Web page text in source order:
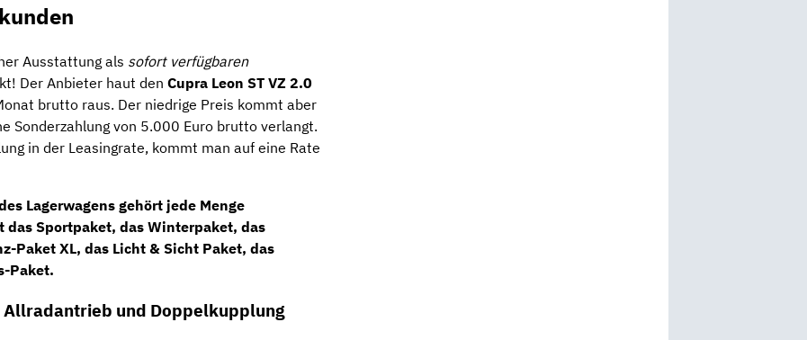
Ausstattung als sofort verfügbaren
Der Anbieter haut den Cupra Leon ST VZ 2.0
brutto raus. Der niedrige Preis kommt aber
Sonderzahlung von 5.000 Euro brutto verlangt.
in der Leasingrate, kommt man auf eine Rate
Lagerwagens gehört jede Menge
das Sportpaket, das Winterpaket, das
Paket XL, das Licht & Sicht Paket, das
Paket.
Allradantrieb und Doppelkupplung